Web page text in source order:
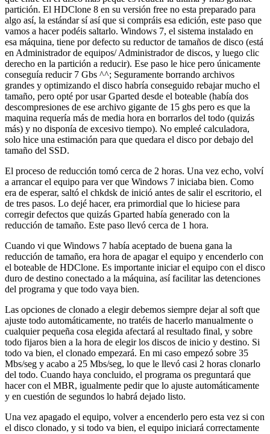
partición. El HDClone 8 en su versión free no esta preparado para
algo así, la estándar sí así que si compráis esa edición, este paso que
vamos a hacer podéis saltarlo. Windows 7, el sistema instalado en
esa máquina, tiene por defecto su reductor de tamaños de disco (está
en Administrador de equipos/ Administrador de discos, y luego clic
derecho en la partición a reducir). Ese paso le hice pero únicamente
conseguía reducir 7 Gbs ^^; Seguramente borrando archivos
grandes y optimizando el disco habría conseguido rebajar mucho el
tamaño, pero opté por usar Gparted desde el boteable (había dos
descompresiones de ese archivo gigante de 15 gbs pero es que la
maquina requería más de media hora en borrarlos del todo (quizás
más) y no disponía de excesivo tiempo). No empleé calculadora,
solo hice una estimación para que quedara el disco por debajo del
tamaño del SSD.
El proceso de reducción tomó cerca de 2 horas. Una vez echo, volví
a arrancar el equipo para ver que Windows 7 iniciaba bien. Como
era de esperar, saltó el chkdsk de inició antes de salir el escritorio, el
de tres pasos. Lo dejé hacer, era primordial que lo hiciese para
corregir defectos que quizás Gparted había generado con la
reducción de tamaño. Este paso llevó cerca de 1 hora.
Cuando vi que Windows 7 había aceptado de buena gana la
reducción de tamaño, era hora de apagar el equipo y encenderlo con
el boteable de HDClone. Es importante iniciar el equipo con el disco
duro de destino conectado a la máquina, así facilitar las detenciones
del programa y que todo vaya bien.
Las opciones de clonado a elegir debemos siempre dejar al soft que
ajuste todo automáticamente, no tratéis de hacerlo manualmente o
cualquier pequeña cosa elegida afectará al resultado final, y sobre
todo fijaros bien a la hora de elegir los discos de inicio y destino. Si
todo va bien, el clonado empezará. En mi caso empezó sobre 35
Mbs/seg y acabo a 25 Mbs/seg, lo que le llevó casi 2 horas clonarlo
del todo. Cuando haya concluido, el programa os preguntará que
hacer con el MBR, igualmente pedir que lo ajuste automáticamente
y en cuestión de segundos lo habrá dejado listo.
Una vez apagado el equipo, volver a encenderlo pero esta vez si con
el disco clonado, y si todo va bien, el equipo iniciará correctamente